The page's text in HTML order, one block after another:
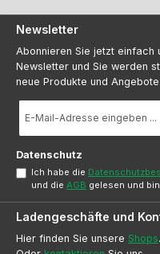
Newsletter
Abonnieren Sie jetzt einfach
Newsletter und Sie werden
neue Produkte und
Mail-
Datenschutz
Ich habe die
und dieAGB gelesen und
Ladengeschäfte und
Hier finden Sie unsere Shops.